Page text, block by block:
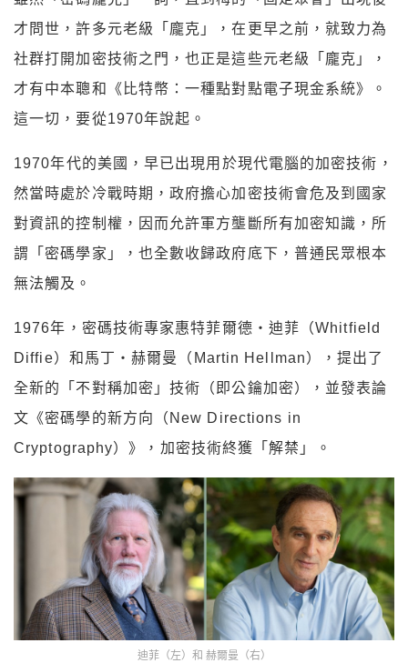
才問世，許多元老級「龐克」，在更早之前，就致力為
社群打開加密技術之門，也正是這些元老級「龐克」，
才有中本聰和《比特幣：一種點對點電子現金系統》。
這一切，要從1970年說起。
1970年代的美國，早已出現用於現代電腦的加密技術，
然當時處於冷戰時期，政府擔心加密技術會危及到國家
對資訊的控制權，因而允許軍方壟斷所有加密知識，所
謂「密碼學家」，也全數收歸政府底下，普通民眾根本
無法觸及。
1976年，密碼技術專家惠特菲爾德・迪菲（Whitfield
Diffie）和馬丁・赫爾曼（Martin Hellman），提出了
全新的「不對稱加密」技術（即公鑰加密），並發表論
文《密碼學的新方向（New Directions in
Cryptography）》，加密技術終獲「解禁」。
迪菲（左）和 赫爾曼（右）